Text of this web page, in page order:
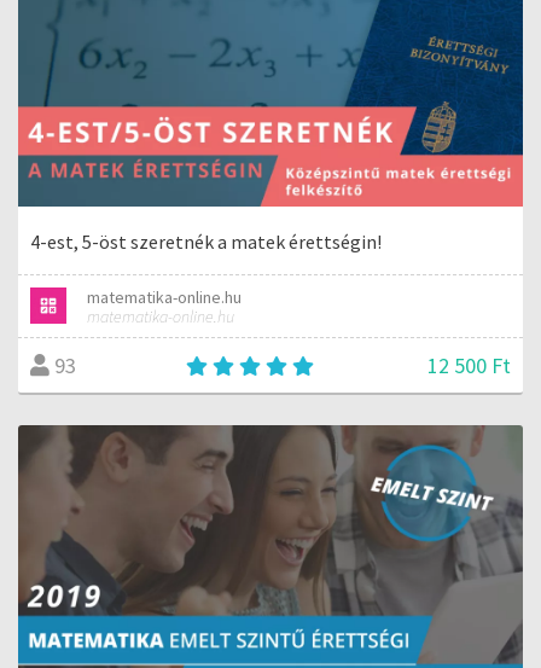
4-est, 5-öst szeretnék a matek érettségin!
matematika-online.hu
matematika-online.hu
93 12 500 Ft